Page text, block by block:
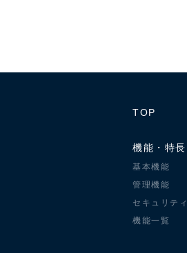
TOP
機能・特長
基本機能
管理機能
セキュリティ
機能一覧